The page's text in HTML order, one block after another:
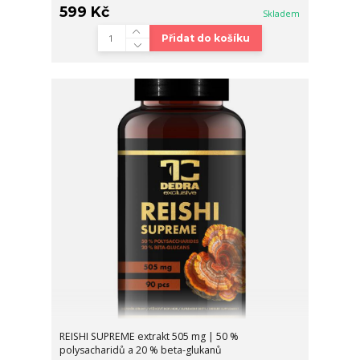
599 Kč Skladem
Přidat do košíku
REISHI SUPREME extrakt 505 mg | 50 %
polysacharidů a 20 % beta-glukanů